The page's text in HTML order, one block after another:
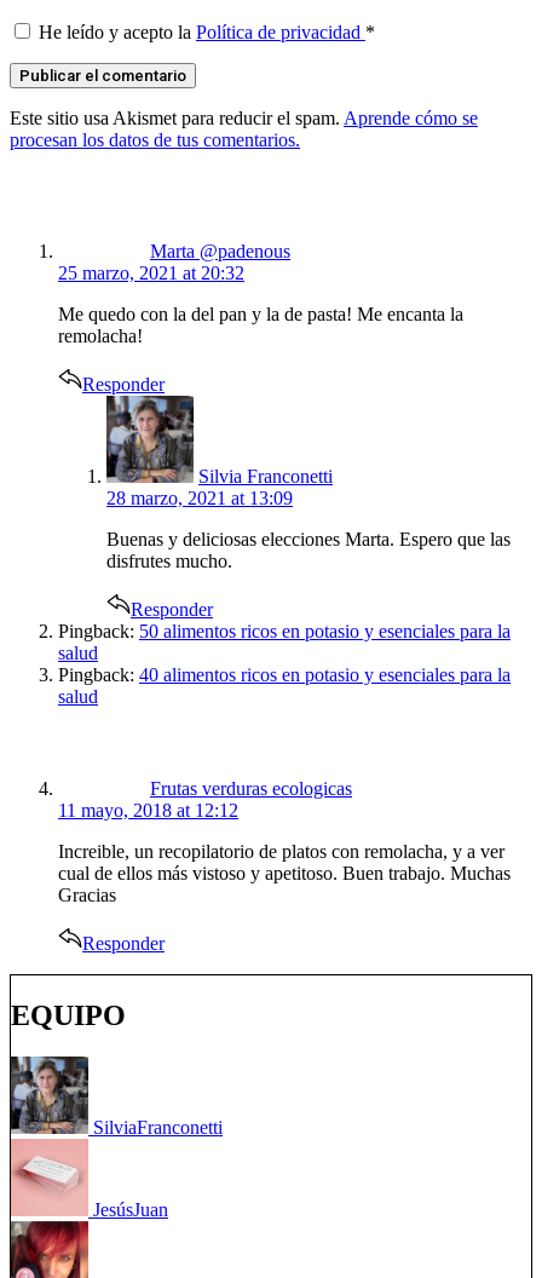
He leído y acepto la Política de privacidad *
Este sitio usa Akismet para reducir el spam. Aprende cómo se
procesan los datos de tus comentarios.
Marta @padenous
25 marzo, 2021 at 20:32
Me quedo con la del pan y la de pasta! Me encanta la
remolacha!
Responder
says:
Silvia Franconetti
28 marzo, 2021 at 13:09
Buenas y deliciosas elecciones Marta. Espero que las
disfrutes mucho.
Responder
Pingback: 50 alimentos ricos en potasio y esenciales para la
salud
Pingback: 40 alimentos ricos en potasio y esenciales para la
salud
Frutas verduras ecologicas
11 mayo, 2018 at 12:12
Increible, un recopilatorio de platos con remolacha, y a ver
cual de ellos más vistoso y apetitoso. Buen trabajo. Muchas
Gracias
Responder
EQUIPO
SilviaFranconetti
JesúsJuan